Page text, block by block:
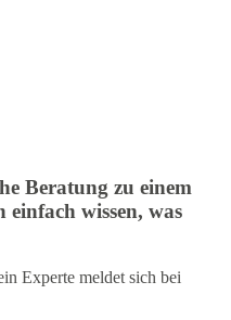
Beratung zu einem
einfach wissen, was
Experte meldet sich bei